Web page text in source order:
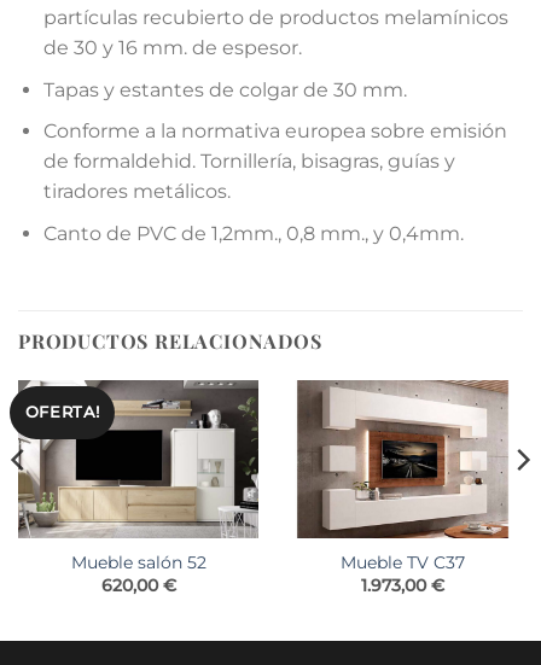
partículas recubierto de productos melamínicos
de 30 y 16 mm. de espesor.
Tapas y estantes de colgar de 30 mm.
Conforme a la normativa europea sobre emisión
de formaldehid. Tornillería, bisagras, guías y
tiradores metálicos.
Canto de PVC de 1,2mm., 0,8 mm., y 0,4mm.
PRODUCTOS RELACIONADOS
OFERTA!
Mueble salón 52
620,00€
Mueble TV C37
1.973,00€
€